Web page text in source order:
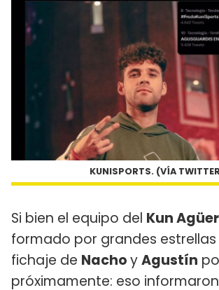
KUNISPORTS. (VÍA
Si bien el equipo del Kun
formado por grandes
fichaje de NachoyAgustín
próximamente: eso